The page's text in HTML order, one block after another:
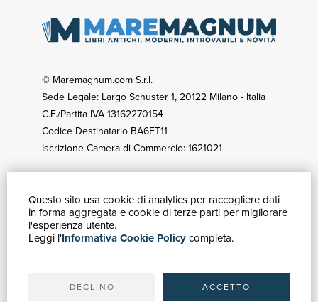
Questo sito usa cookie di analytics per raccogliere dati
in forma aggregata e cookie di terze parti per migliorare
l'esperienza utente.
Leggi l'Informativa Cookie Policycompleta.
DECLINO ACCETTO
© Maremagnum.com S.r.l.
Sede Legale: Largo Schuster 1, 20122 Milano - Italia
C.F./Partita IVA 13162270154
Codice Destinatario BA6ET11
Iscrizione Camera di Commercio: 1621021
GUIDA ACQUISTI
Catalogo
Ricerca avanzata
Spedizioni